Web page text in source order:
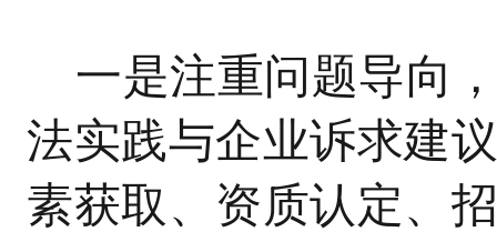
一是注重问题导向
法实践与企业诉求建
素获取、资质认定、